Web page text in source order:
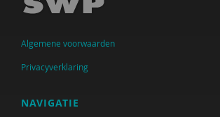
Marianne Berger
Charlotte van Besouw
Gabriël van Beusekom
Iva Bicanic
Algemene voorwaarden
Privacyverklaring
NAVIGATIE